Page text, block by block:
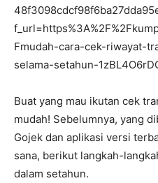
Fmudah-cara-cek-riwayat-
selama-setahun-
Buat yang mau ikutan cek
mudah! Sebelumnya, yang
Gojek dan aplikasi versi
sana, berikut langkah-
dalam setahun.